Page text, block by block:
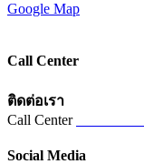
Google Map
Call Center
ติดต่อเรา
Call Center
Social Media